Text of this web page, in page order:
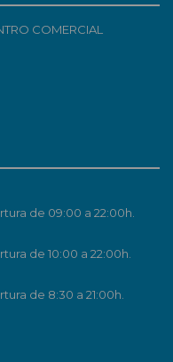
COMERCIAL
de 09:00 a 22:00h.
de 10:00 a 22:00h.
de 8:30 a 21:00h.